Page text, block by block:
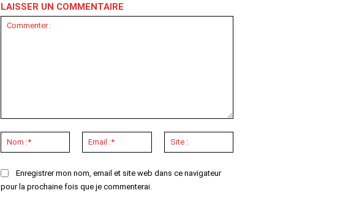
LAISSER UN COMMENTAIRE
Nom
:*
Email
:*
:
Enregistrer mon nom, email et site web dans ce navigateur
pour la prochaine fois que je commenterai.